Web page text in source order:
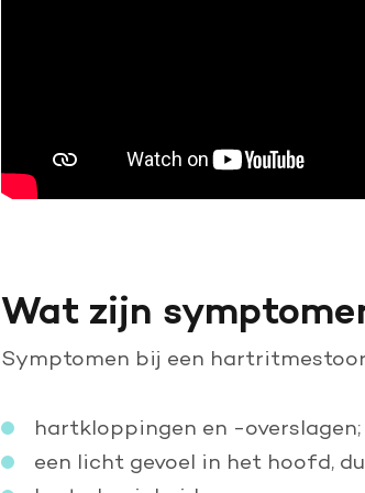
Wat zijn
Symptomen bij een
hartkloppingen en -overslagen;
een licht gevoel in het hoofd,